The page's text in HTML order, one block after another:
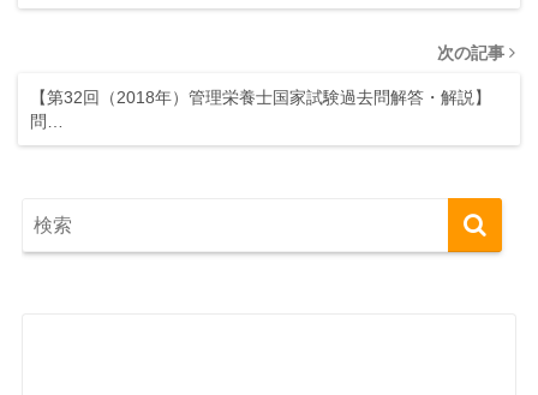
次の記事
【第32回（2018年）管理栄養士国家試験過去問解答・解説】
問…